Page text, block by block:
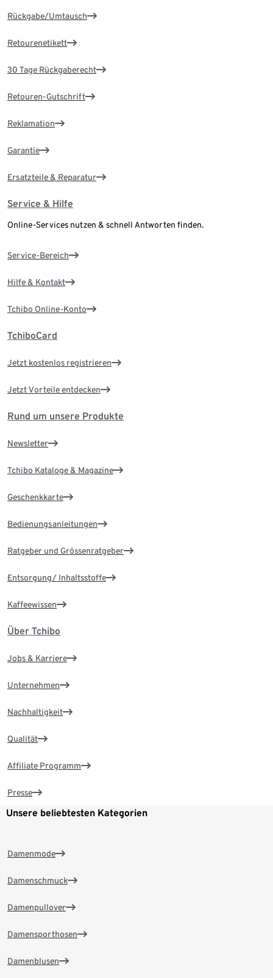
Rückgabe/Umtausch
Retourenetikett
30 Tage Rückgaberecht
Retouren-Gutschrift
Reklamation
Garantie
Ersatzteile & Reparatur
Service & Hilfe
Online-Services nutzen & schnell Antworten finden.
Service-Bereich
Hilfe & Kontakt
Tchibo Online-Konto
TchiboCard
Jetzt kostenlos registrieren
Jetzt Vorteile entdecken
Rund um unsere Produkte
Newsletter
Tchibo Kataloge & Magazine
Geschenkkarte
Bedienungsanleitungen
Ratgeber und Grössenratgeber
Entsorgung/ Inhaltsstoffe
Kaffeewissen
Über Tchibo
Jobs & Karriere
Unternehmen
Nachhaltigkeit
Qualität
Affiliate Programm
Presse
Unsere beliebtesten Kategorien
Damenmode
Damenschmuck
Damenpullover
Damensporthosen
Damenblusen